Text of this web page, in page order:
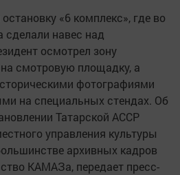
«6 комплекс», где во
сделали навес над
осмотрел зону
смотровую площадку, а
фотографиями
на специальных стендах. Об
Татарской АССР
управления культуры
архивных кадров
КАМАЗа, передает пресс-